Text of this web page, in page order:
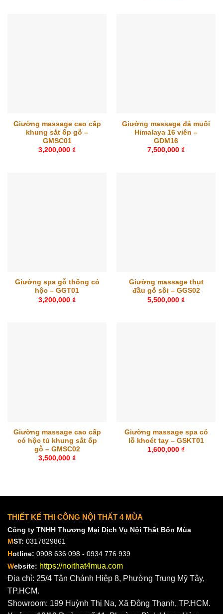
Giường massage cao cấp
khung sắt ốp gỗ –
GMSC01
3,200,000 ₫
Giường massage đá muối
Himalaya 16 viên –
GDM16
7,500,000 ₫
Giường spa gỗ thông có
hộc – GGT01
3,200,000 ₫
Giường massage thụt
đầu gỗ sồi – GGS02
5,500,000 ₫
Giường massage cao cấp
có hộc tủ khung sắt ốp
gỗ – GMSC02
3,500,000 ₫
Giường massage spa có
lỗ khoét tay – GSKT01
1,600,000 ₫
THIẾT KẾ THI CÔNG NỘI THẤT 4 MÙA
Công ty TNHH Thương Mại Dịch Vụ Nội Thất Bốn Mùa
MST: 0317829861
Hotline: 0908 636 098 - 0934 776 939
Website: https://noithat4mua.com
Địa chỉ: 25/4 Tân Chánh Hiệp 8, Phường Trung Mỹ Tây,
TP.HCM.
Showroom: 199 Huỳnh Thị Na, Xã Đông Thạnh, TP.HCM.